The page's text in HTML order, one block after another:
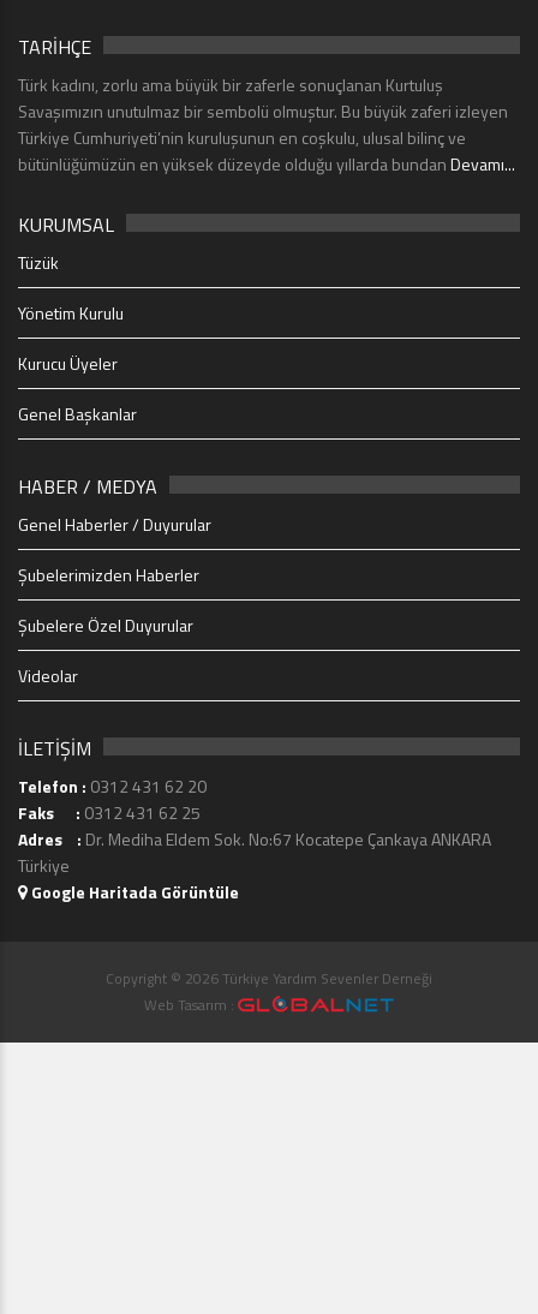
TARİHÇE
Türk kadını, zorlu ama büyük bir zaferle sonuçlanan Kurtuluş
Savaşımızın unutulmaz bir sembolü olmuştur. Bu büyük zaferi izleyen
Türkiye Cumhuriyeti’nin kuruluşunun en coşkulu, ulusal bilinç ve
bütünlüğümüzün en yüksek düzeyde olduğu yıllarda bundanDevamı...
KURUMSAL
Tüzük
Yönetim Kurulu
Kurucu Üyeler
Genel Başkanlar
HABER / MEDYA
Genel Haberler / Duyurular
Şubelerimizden Haberler
Şubelere Özel Duyurular
Videolar
İLETİŞİM
Telefon : 0312 431 62 20
Faks : 0312 431 62 25
Adres : Dr. Mediha Eldem Sok. No:67 Kocatepe Çankaya ANKARA
Türkiye
Google Haritada Görüntüle
Copyright © 2026 Türkiye Yardım Sevenler Derneği
Web Tasarım :